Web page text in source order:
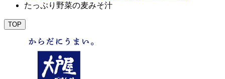
たっぷり野菜の麦みそ汁
TOP